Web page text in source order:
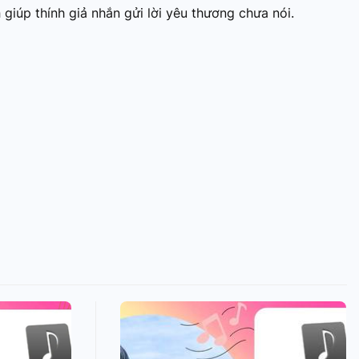
Thể thao
đua offroad
thính giả nhắn gửi lời yêu thương chưa nói.